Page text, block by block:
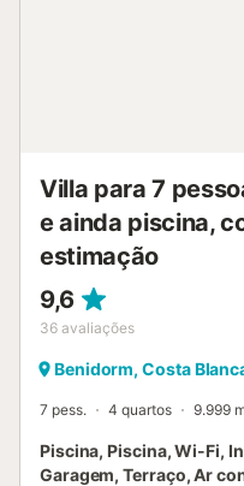
Villa para 7
e ainda piscina,
estimação
9,6
36 avaliações
Benidorm, Costa
7 pess. 4 quartos 9.999
Piscina, Piscina, Wi-Fi,
Garagem, Terraço, Ar